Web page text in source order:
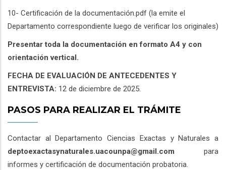
10- Certificación de la documentación.pdf (la emite el
Departamento correspondiente luego de verificar los originales)
Presentar toda la documentación en formato A4 y con
orientación vertical.
FECHA DE EVALUACIÓN DE ANTECEDENTES Y
ENTREVISTA: 12 de diciembre de 2025.
PASOS PARA REALIZAR EL TRÁMITE
Contactar al Departamento Ciencias Exactas y Naturales a
deptoexactasynaturales.uacounpa@gmail.com para
informes y certificación de documentación probatoria.